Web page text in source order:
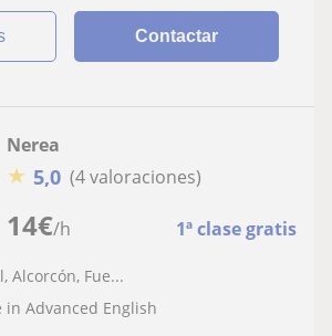
Contactar
14€/h 1ª clase gratis
Nerea
★ 5,0 (4 valoraciones)
Alcorcón, Fue...
in Advanced English